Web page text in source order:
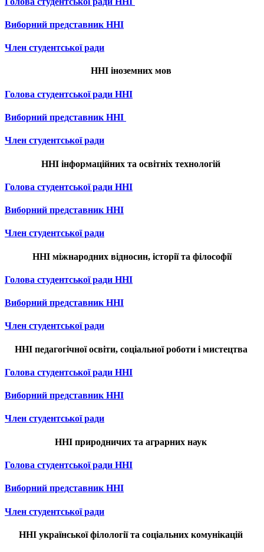
Виборний представник ННІ
Член студентської ради
ННІ іноземних мов
Голова студентської ради ННІ
Виборний представник ННІ
Член студентської ради
ННІ інформаційних та освітніх технологій
Голова студентської ради ННІ
Виборний представник ННІ
Член студентської ради
ННІ міжнародних відносин, історії та філософії
Голова студентської ради ННІ
Виборний представник ННІ
Член студентської ради
ННІ педагогічної освіти, соціальної роботи і мистецтва
Голова студентської ради ННІ
Виборний представник ННІ
Член студентської ради
ННІ природничих та аграрних наук
Голова студентської ради ННІ
Виборний представник ННІ
Член студентської ради
ННІ української філології та соціальних комунікацій